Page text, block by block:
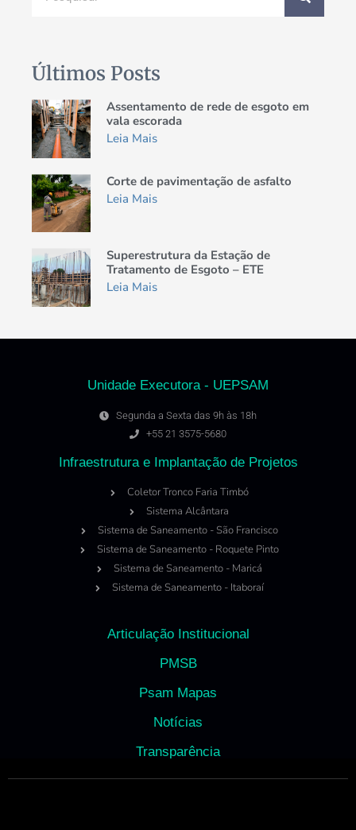
Últimos Posts
Assentamento de rede de esgoto em
vala escorada
Leia Mais
Corte de pavimentação de asfalto
Leia Mais
Superestrutura da Estação de
Tratamento de Esgoto – ETE
Leia Mais
Unidade Executora - UEPSAM
Segunda a Sexta das 9h às 18h
+55 21 3575-5680
Infraestrutura e Implantação de Projetos
Coletor Tronco Faria Timbó
Sistema Alcântara
Sistema de Saneamento - São Francisco
Sistema de Saneamento - Roquete Pinto
Sistema de Saneamento - Maricá
Sistema de Saneamento - Itaboraí
Articulação Institucional
PMSB
Psam Mapas
Notícias
Transparência